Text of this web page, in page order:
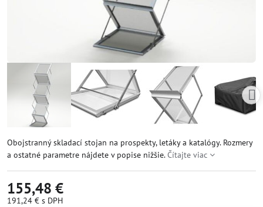
Obojstranný skladací stojan na prospekty, letáky a katalógy. Rozmery
a ostatné parametre nájdete v popise nižšie.Čítajte viac
155,48 €
191,24 € s DPH